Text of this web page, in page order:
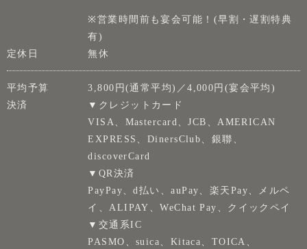
※営業時間前も宴会可能！(早割・遅割特典
有)
定休日
無休
平均予算
3,800円(通常平均)／4,000円(宴会平均)
決済
▼クレジットカード
VISA、Mastercard、JCB、AMERICAN
EXPRESS、DinersClub、銀聯、
discoverCard
▼QR決済
PayPay、d払い、auPay、楽天Pay、メルペ
イ、ALIPAY、WeChat Pay、クイックペイ
▼交通系IC
PASMO、suica、Kitaca、TOICA、